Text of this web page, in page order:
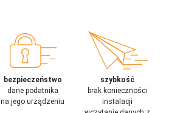
bezpieczeństwo
dane podatnika
na jego urządzeniu
szybkość
brak konieczności
instalacji